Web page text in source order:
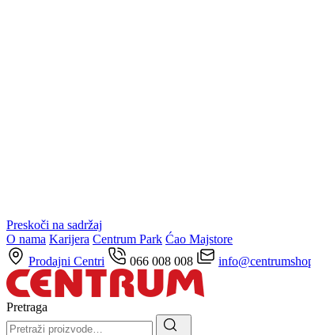
Preskoči na sadržaj
O nama Karijera Centrum Park Ćao Majstore
Prodajni Centri
066 008 008
Pretraga